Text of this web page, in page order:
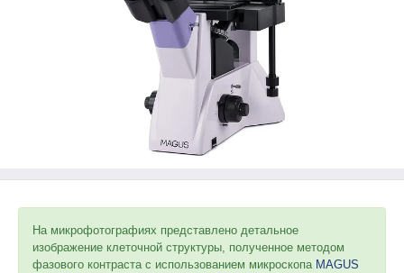
На микрофотографиях представлено детальное
изображение клеточной структуры, полученное методом
фазового контраста с использованием микроскопа MAGUS